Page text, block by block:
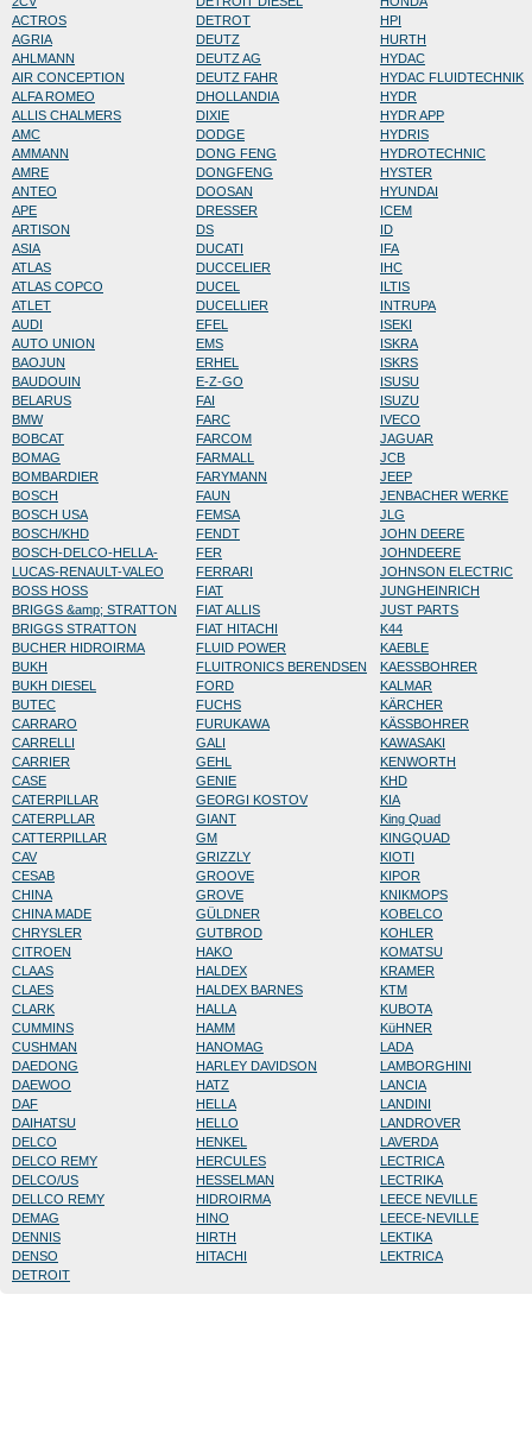
ACTROS
AGRIA
AHLMANN
AIR CONCEPTION
ALFA ROMEO
ALLIS CHALMERS
AMC
AMMANN
AMRE
ANTEO
APE
ARTISON
ASIA
ATLAS
ATLAS COPCO
ATLET
AUDI
AUTO UNION
BAOJUN
BAUDOUIN
BELARUS
BMW
BOBCAT
BOMAG
BOMBARDIER
BOSCH
BOSCH USA
BOSCH/KHD
BOSCH-DELCO-HELLA-
LUCAS-RENAULT-VALEO
BOSS HOSS
BRIGGS &amp; STRATTON
BRIGGS STRATTON
BUCHER HIDROIRMA
BUKH
BUKH DIESEL
BUTEC
CARRARO
CARRELLI
CARRIER
CASE
CATERPILLAR
CATERPLLAR
CATTERPILLAR
CAV
CESAB
CHINA
CHINA MADE
CHRYSLER
CITROEN
CLAAS
CLAES
CLARK
CUMMINS
CUSHMAN
DAEDONG
DAEWOO
DAF
DAIHATSU
DELCO
DELCO REMY
DELCO/US
DELLCO REMY
DEMAG
DENNIS
DENSO
DETROIT
DETROT
DEUTZ
DEUTZ AG
DEUTZ FAHR
DHOLLANDIA
DIXIE
DODGE
DONG FENG
DONGFENG
DOOSAN
DRESSER
DS
DUCATI
DUCCELIER
DUCEL
DUCELLIER
EFEL
EMS
ERHEL
E-Z-GO
FAI
FARC
FARCOM
FARMALL
FARYMANN
FAUN
FEMSA
FENDT
FER
FERRARI
FIAT
FIAT ALLIS
FIAT HITACHI
FLUID POWER
FLUITRONICS BERENDSEN
FORD
FUCHS
FURUKAWA
GALI
GEHL
GENIE
GEORGI KOSTOV
GIANT
GM
GRIZZLY
GROOVE
GROVE
GÜLDNER
GUTBROD
HAKO
HALDEX
HALDEX BARNES
HALLA
HAMM
HANOMAG
HARLEY DAVIDSON
HATZ
HELLA
HELLO
HENKEL
HERCULES
HESSELMAN
HIDROIRMA
HINO
HIRTH
HITACHI
HPI
HURTH
HYDAC
HYDAC FLUIDTECHNIK
HYDR
HYDR APP
HYDRIS
HYDROTECHNIC
HYSTER
HYUNDAI
ICEM
ID
IFA
IHC
ILTIS
INTRUPA
ISEKI
ISKRA
ISKRS
ISUSU
ISUZU
IVECO
JAGUAR
JCB
JEEP
JENBACHER WERKE
JLG
JOHN DEERE
JOHNDEERE
JOHNSON ELECTRIC
JUNGHEINRICH
JUST PARTS
K44
KAEBLE
KAESSBOHRER
KALMAR
KÄRCHER
KÄSSBOHRER
KAWASAKI
KENWORTH
KHD
KIA
King Quad
KINGQUAD
KIOTI
KIPOR
KNIKMOPS
KOBELCO
KOHLER
KOMATSU
KRAMER
KTM
KUBOTA
KüHNER
LADA
LAMBORGHINI
LANCIA
LANDINI
LANDROVER
LAVERDA
LECTRICA
LECTRIKA
LEECE NEVILLE
LEECE-NEVILLE
LEKTIKA
LEKTRICA